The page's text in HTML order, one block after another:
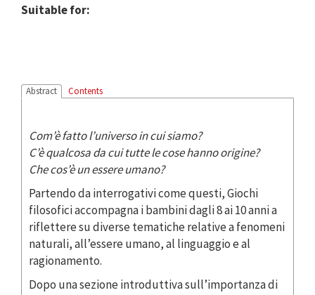
Suitable for:
Abstract Contents
Com’è fatto l’universo in cui siamo?
C’è qualcosa da cui tutte le cose hanno origine?
Che cos’è un essere umano?
Partendo da interrogativi come questi, Giochi
filosofici accompagna i bambini dagli 8 ai 10 anni a
riflettere su diverse tematiche relative a fenomeni
naturali, all’essere umano, al linguaggio e al
ragionamento.
Dopo una sezione introduttiva sull’importanza di